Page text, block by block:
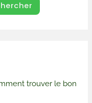
trouver le bon